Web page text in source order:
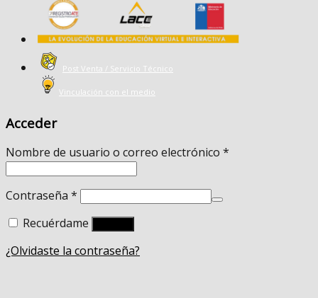
Post Venta / Servicio Técnico
Vinculación con el medio
Acceder
Nombre de usuario o correo electrónico *
Contraseña *
Recuérdame
¿Olvidaste la contraseña?